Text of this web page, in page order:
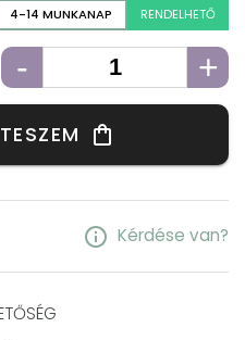
4-14 MUNKANAP RENDELHETŐ
- +
shopping_bag
info Kérdése van?